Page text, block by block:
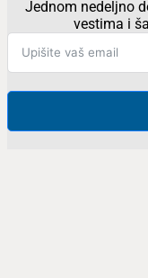
Jednom nedeljno
vestima i